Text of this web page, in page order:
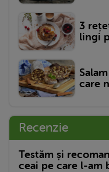
3
lingi
care
Recenzie
Testăm și
ceai pe care l-am